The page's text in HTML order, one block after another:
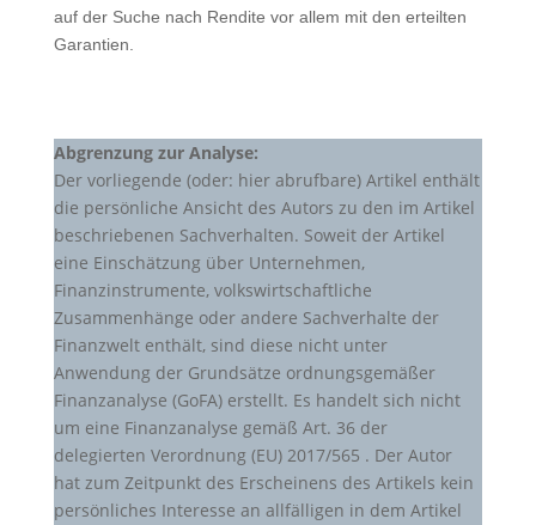
auf der Suche nach Rendite vor allem mit den erteilten
Garantien.
Abgrenzung zur Analyse:
Der vorliegende (oder: hier abrufbare) Artikel enthält
die persönliche Ansicht des Autors zu den im Artikel
beschriebenen Sachverhalten. Soweit der Artikel
eine Einschätzung über Unternehmen,
Finanzinstrumente, volkswirtschaftliche
Zusammenhänge oder andere Sachverhalte der
Finanzwelt enthält, sind diese nicht unter
Anwendung der Grundsätze ordnungsgemäßer
Finanzanalyse (GoFA) erstellt. Es handelt sich nicht
um eine Finanzanalyse gemäß Art. 36 der
delegierten Verordnung (EU) 2017/565 . Der Autor
hat zum Zeitpunkt des Erscheinens des Artikels kein
persönliches Interesse an allfälligen in dem Artikel